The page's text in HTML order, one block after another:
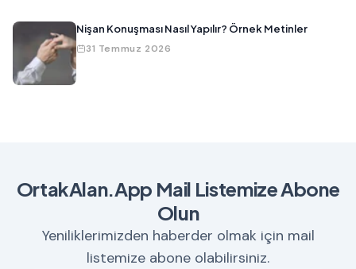
Nişan Konuşması Nasıl Yapılır? Örnek Metinler
31 Temmuz 2026
OrtakAlan.App Mail Listemize Abone
Olun
Yeniliklerimizden haberder olmak için mail
listemize abone olabilirsiniz.